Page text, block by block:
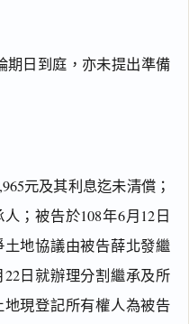
期日到庭，亦未提出準備
元及其利息迄未清償；
；被告於108年6月12日
地協議由被告薛北發繼
日就辦理分割繼承及所
現登記所有權人為被告